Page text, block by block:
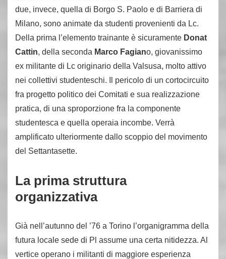
due, invece, quella di Borgo S. Paolo e di Barriera di
Milano, sono animate da studenti provenienti da Lc.
Della prima l’elemento trainante è sicuramente Donat
Cattin, della seconda Marco Fagiano, giovanissimo
ex militante di Lc originario della Valsusa, molto attivo
nei collettivi studenteschi. Il pericolo di un cortocircuito
fra progetto politico dei Comitati e sua realizzazione
pratica, di una sproporzione fra la componente
studentesca e quella operaia incombe. Verrà
amplificato ulteriormente dallo scoppio del movimento
del Settantasette.
La prima struttura
organizzativa
Già nell’autunno del ’76 a Torino l’organigramma della
futura locale sede di Pl assume una certa nitidezza. Al
vertice operano i militanti di maggiore esperienza